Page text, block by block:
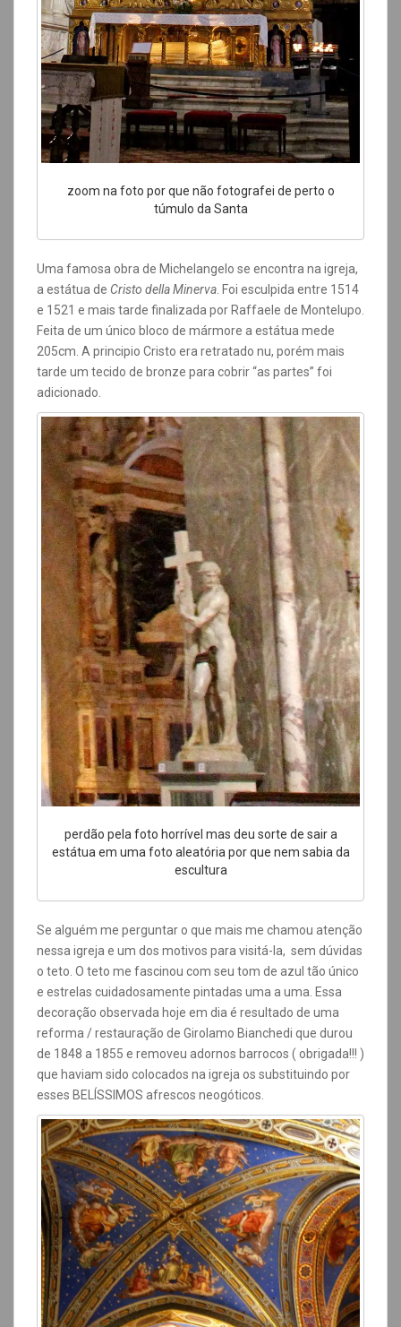
zoom na foto por que não fotografei de perto o
túmulo da Santa
Uma famosa obra de Michelangelo se encontra na igreja,
a estátua de Cristo della Minerva . Foi esculpida entre 1514
e 1521 e mais tarde finalizada por Raffaele de Montelupo.
Feita de um único bloco de mármore a estátua mede
205cm. A principio Cristo era retratado nu, porém mais
tarde um tecido de bronze para cobrir “as partes” foi
adicionado.
perdão pela foto horrível mas deu sorte de sair a
estátua em uma foto aleatória por que nem sabia da
escultura
Se alguém me perguntar o que mais me chamou atenção
nessa igreja e um dos motivos para visitá-la, sem dúvidas
o teto. O teto me fascinou com seu tom de azul tão único
e estrelas cuidadosamente pintadas uma a uma. Essa
decoração observada hoje em dia é resultado de uma
reforma / restauração de Girolamo Bianchedi que durou
de 1848 a 1855 e removeu adornos barrocos ( obrigada!!! )
que haviam sido colocados na igreja os substituindo por
esses BELÍSSIMOS afrescos neogóticos.